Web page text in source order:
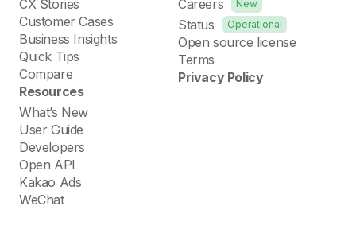
CX Stories
Customer Cases
Business Insights
Quick Tips
Compare
Resources
What’s New
User Guide
Developers
Open API
Kakao Ads
WeChat
Careers
New
Status Operational
Open source license
Terms
Privacy Policy